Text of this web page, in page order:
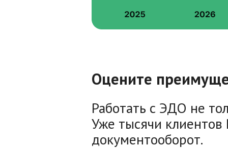
Оцените
Работать с ЭДО не
Уже тысячи
документооборот.